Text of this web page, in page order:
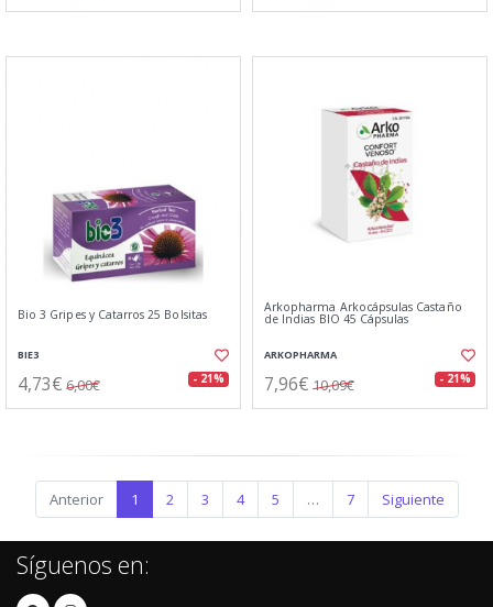
Bio 3 Gripes y Catarros 25 Bolsitas
BIE3
4,73€ 6,00€ - 21%
Arkopharma Arkocápsulas Castaño
de Indias BIO 45 Cápsulas
ARKOPHARMA
7,96€ 10,09€ - 21%
Anterior 1 2 3 4 5 … 7 Siguiente
Síguenos en: